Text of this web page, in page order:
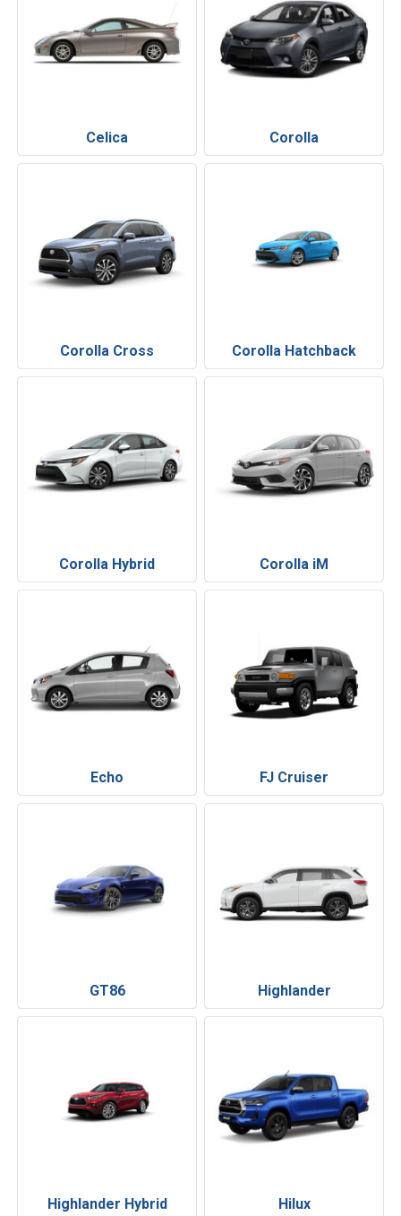
Celica Corolla
Corolla Cross Corolla Hatchback
Corolla Hybrid Corolla iM
Echo FJ Cruiser
GT86 Highlander
Highlander Hybrid Hilux